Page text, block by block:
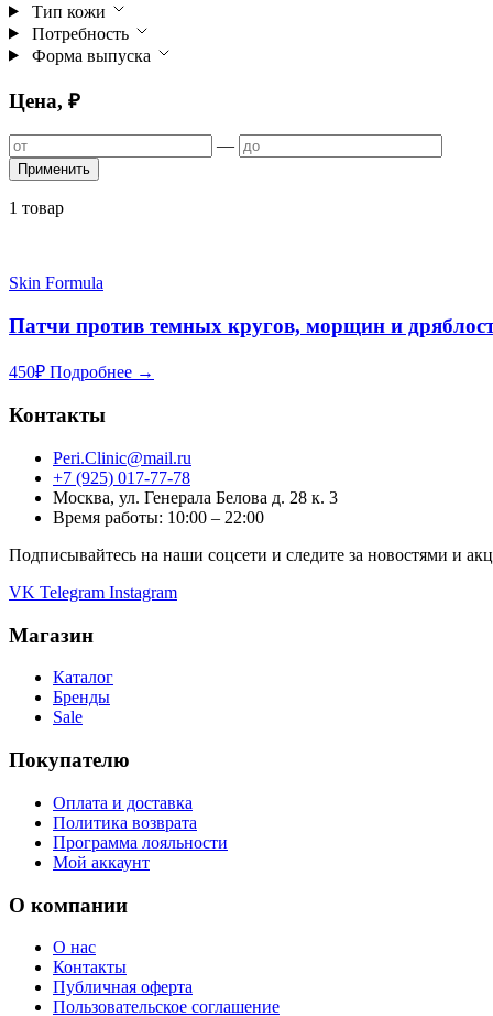
Тип кожи
Потребность
Форма выпуска
Цена, ₽
—
Применить
1 товар
Skin Formula
Патчи против темных кругов, морщин и
450₽ Подробнее →
Контакты
Peri.Clinic@mail.ru
+7 (925) 017-77-78
Москва, ул. Генерала Белова д. 28 к. 3
Время работы: 10:00 – 22:00
Подписывайтесь на наши соцсети и следите за новостями и
VK Telegram Instagram
Магазин
Каталог
Бренды
Sale
Покупателю
Оплата и доставка
Политика возврата
Программа лояльности
Мой аккаунт
О компании
О нас
Контакты
Публичная оферта
Пользовательское соглашение